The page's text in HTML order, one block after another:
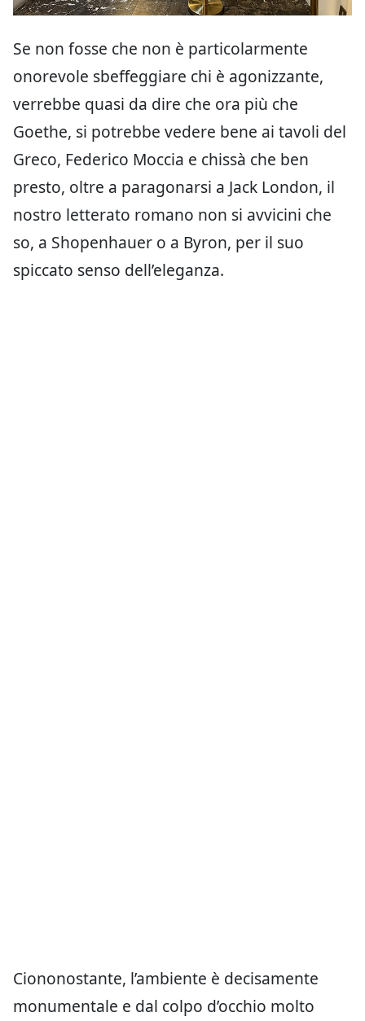
Se non fosse che non è particolarmente
onorevole sbeffeggiare chi è agonizzante,
verrebbe quasi da dire che ora più che
Goethe, si potrebbe vedere bene ai tavoli del
Greco, Federico Moccia e chissà che ben
presto, oltre a paragonarsi a Jack London, il
nostro letterato romano non si avvicini che
so, a Shopenhauer o a Byron, per il suo
spiccato senso dell’eleganza.
Ciononostante, l’ambiente è decisamente
monumentale e dal colpo d’occhio molto